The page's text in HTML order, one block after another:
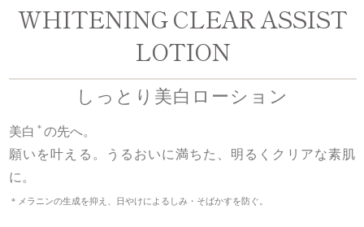
WHITENING CLEAR ASSIST
LOTION
しっとり美白ローション
美白 ＊ の先へ。
願いを叶える。うるおいに満ちた、明るくクリアな素肌
に。
＊メラニンの生成を抑え、日やけによるしみ・そばかすを防ぐ。